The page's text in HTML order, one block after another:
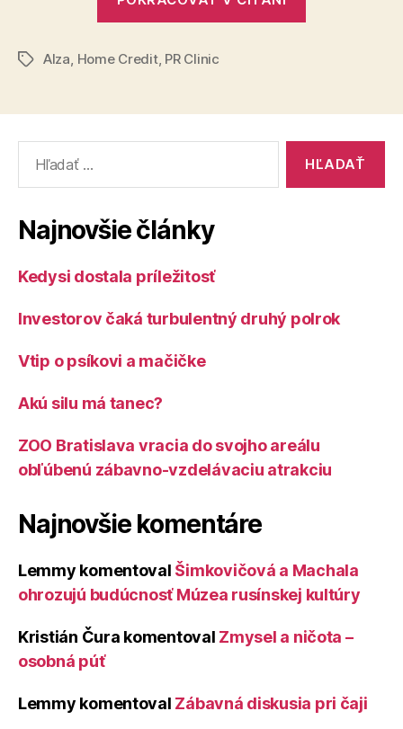
Značky
Alza, Home Credit, PR Clinic
Najnovšie články
Kedysi dostala príležitosť
Investorov čaká turbulentný druhý polrok
Vtip o psíkovi a mačičke
Akú silu má tanec?
ZOO Bratislava vracia do svojho areálu
obľúbenú zábavno-vzdelávaciu atrakciu
Najnovšie komentáre
Lemmy komentoval Šimkovičová a Machala
ohrozujú budúcnosť Múzea rusínskej kultúry
Kristián Čura komentoval Zmysel a ničota –
osobná púť
Lemmy komentoval Zábavná diskusia pri čaji